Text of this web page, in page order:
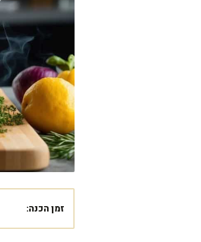
זמן הכנה: